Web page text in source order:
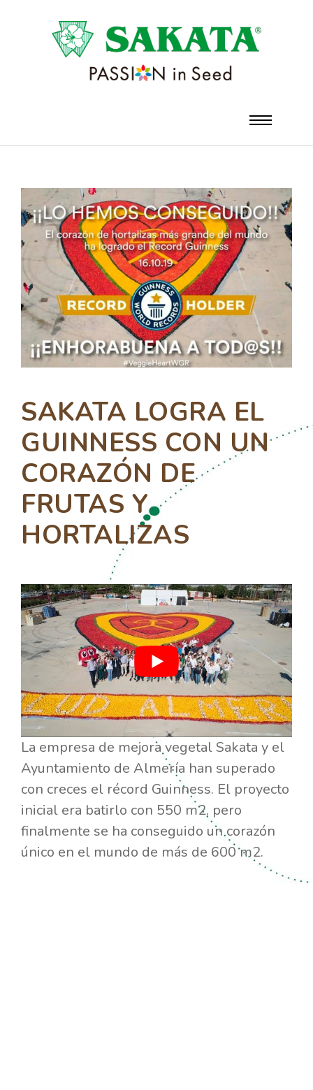
SAKATA LOGRA EL
GUINNESS CON UN
CORAZÓN DE
FRUTAS Y
HORTALIZAS
La empresa de mejora vegetal Sakata y el
Ayuntamiento de Almería han superado
con creces el récord Guinness. El proyecto
inicial era batirlo con 550 m2, pero
finalmente se ha conseguido un corazón
único en el mundo de más de 600 m2.